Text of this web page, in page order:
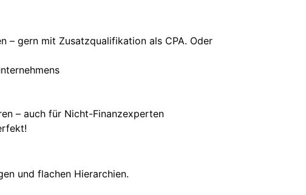
– gern mit Zusatzqualifikation als CPA. Oder
– auch für Nicht-Finanzexperten
und flachen Hierarchien.